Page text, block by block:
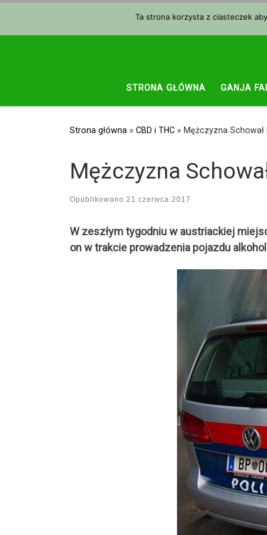
STRONA GŁÓWNA GANJA
Strona główna » CBD i THC » Mężczyzna
Mężczyzna
Opublikowano 21 czerwca 2017
W zeszłym tygodniu w austriackiej
on w trakcie prowadzenia pojazdu
Ta strona korzysta z ciasteczek